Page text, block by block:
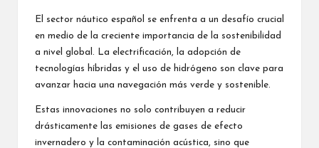
El sector náutico español se enfrenta a un desafío crucial
en medio de la creciente importancia de la sostenibilidad
a nivel global. La electrificación, la adopción de
tecnologías híbridas y el uso de hidrógeno son clave para
avanzar hacia una navegación más verde y sostenible.
Estas innovaciones no solo contribuyen a reducir
drásticamente las emisiones de gases de efecto
invernadero y la contaminación acústica, sino que